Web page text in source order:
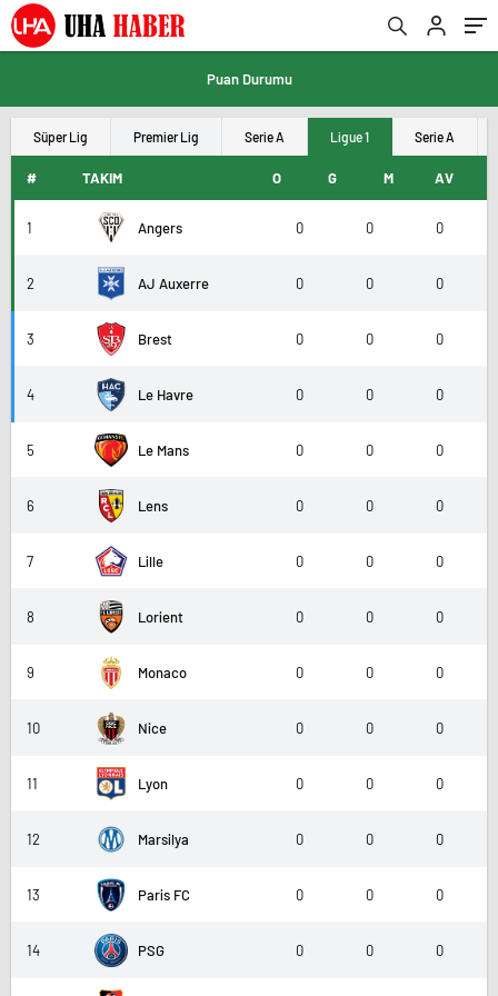
Puan Durumu
Süper Lig Premier Lig Serie A Ligue 1 Serie A
# TAKIM O G M AV
1 Angers 0 0 0
2 AJ Auxerre 0 0 0
3 Brest 0 0 0
4 Le Havre 0 0 0
5 Le Mans 0 0 0
6 Lens 0 0 0
7 Lille 0 0 0
8 Lorient 0 0 0
9 Monaco 0 0 0
10 Nice 0 0 0
11 Lyon 0 0 0
12 Marsilya 0 0 0
13 Paris FC 0 0 0
14 PSG 0 0 0